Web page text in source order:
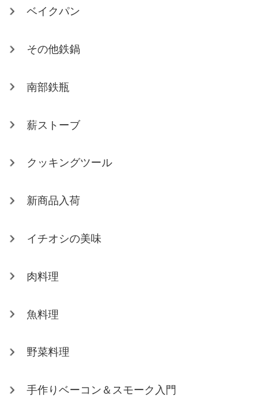
ベイクパン
その他鉄鍋
南部鉄瓶
薪ストーブ
クッキングツール
新商品入荷
イチオシの美味
肉料理
魚料理
野菜料理
手作りベーコン＆スモーク入門